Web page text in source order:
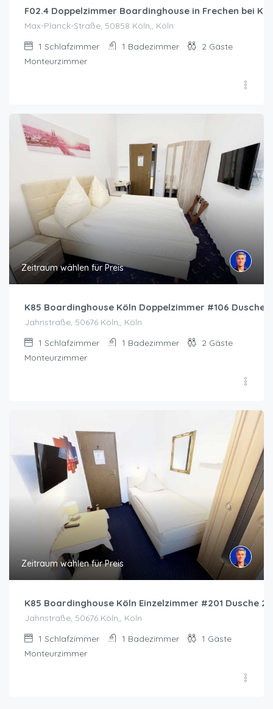
F02.4 Doppelzimmer Boardinghouse in Frechen bei
Max-Planck-Straße, 50858 Köln,, Köln
1 Schlafzimmer 1 Badezimmer 2 Gäste
Monteurzimmer
Zeitraum wählen für Preis
K85 Boardinghouse Köln Doppelzimmer #106 Dusche
Jahnstraße, 50676 Köln,, Köln
1 Schlafzimmer 1 Badezimmer 2 Gäste
Monteurzimmer
Zeitraum wählen für Preis
K85 Boardinghouse Köln Einzelzimmer #201 Dusche
Jahnstraße, 50676 Köln,, Köln
1 Schlafzimmer 1 Badezimmer 1 Gäste
Monteurzimmer